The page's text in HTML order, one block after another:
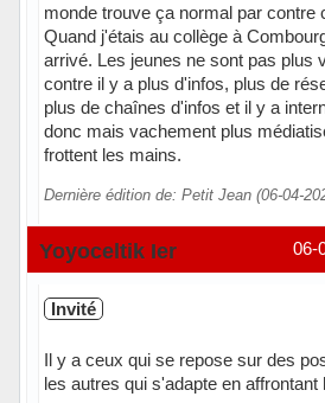
monde trouve ça normal par contre
Quand j'étais au collège à
arrivé. Les jeunes ne sont pas plus
contre il y a plus d'infos, plus de
plus de chaînes d'infos et il y a
donc mais vachement plus
frottent les mains.
Dernière édition de: Petit Jean (06-04-
Hors ligne 06-
Yoyoceltik Ier
Invité
Il y a ceux qui se repose sur des
les autres qui s'adapte en affrontant